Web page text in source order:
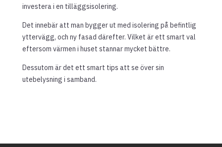
investera i en tilläggsisolering.
Det innebär att man bygger ut med isolering på befintlig
yttervägg, och ny fasad därefter. Vilket är ett smart val
eftersom värmen i huset stannar mycket bättre.
Dessutom är det ett smart tips att se över sin
utebelysning i samband.